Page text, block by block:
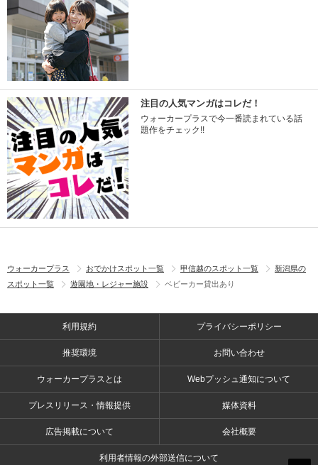
注目の人気マンガはコレだ！
ウォーカープラスで今一番読まれている話
題作をチェック!!
ウォーカープラス おでかけスポット一覧 甲信越のスポット一覧
新潟県の
スポット一覧
遊園地・レジャー施設 ベビーカー貸出あり
利用規約 プライバシーポリシー
推奨環境 お問い合わせ
ウォーカープラスとは Webプッシュ通知について
プレスリリース・情報提供 媒体資料
広告掲載について 会社概要
利用者情報の外部送信について